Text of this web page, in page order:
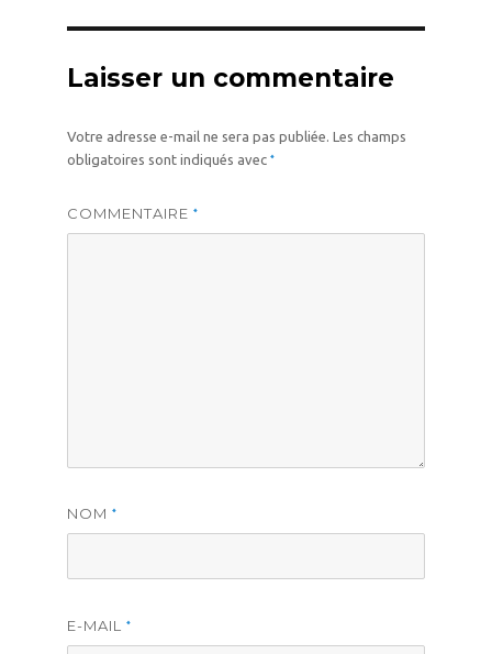
Laisser un commentaire
Votre adresse e-mail ne sera pas publiée. Les champs
obligatoires sont indiqués avec *
COMMENTAIRE *
NOM *
E-MAIL *